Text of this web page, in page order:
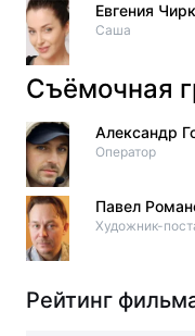
Евгения
Саша
Съёмочная
Александр
Оператор
Павел
Художник-
Рейтинг